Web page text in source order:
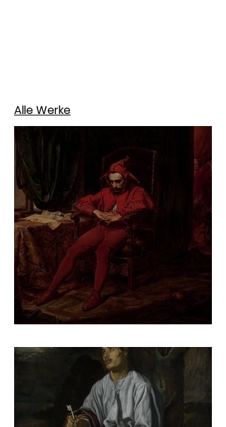
Alle Werke